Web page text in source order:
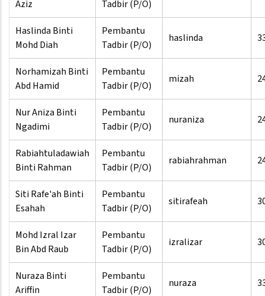
Aziz
Tadbir (P/O)
Haslinda Binti
Mohd Diah
Pembantu
Tadbir (P/O)
haslinda
Norhamizah Binti
Abd Hamid
Pembantu
Tadbir (P/O)
mizah
Nur Aniza Binti
Ngadimi
Pembantu
Tadbir (P/O)
nuraniza
Rabiahtuladawiah
Binti Rahman
Pembantu
Tadbir (P/O)
rabiahrahman
Siti Rafe'ah Binti
Esahah
Pembantu
Tadbir (P/O)
sitirafeah
Mohd Izral Izar
Bin Abd Raub
Pembantu
Tadbir (P/O)
izralizar
Nuraza Binti
Ariffin
Pembantu
Tadbir (P/O)
nuraza